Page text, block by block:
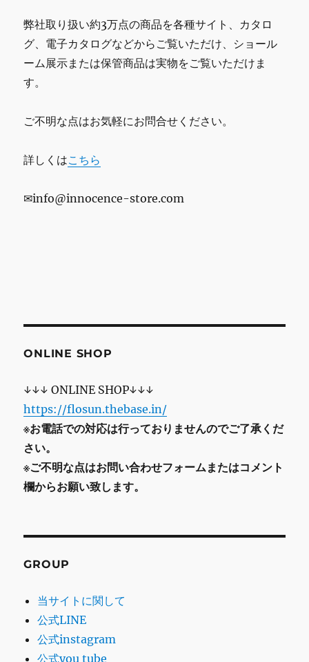
弊社取り扱い約3万点の商品を各種サイト、カタロ
グ、電子カタログなどからご覧いただけ、ショール
ーム展示または保管商品は実物をご覧いただけま
す。
ご不明な点はお気軽にお問合せください。
詳しくはこちら
✉info@innocence-store.com
ONLINE SHOP
↓↓↓ ONLINE SHOP↓↓↓
https://flosun.thebase.in/
※お電話での対応は行っておりませんのでご了承くだ
さい。
※ご不明な点はお問い合わせフォームまたはコメント
欄からお願い致します。
GROUP
当サイトに関して
公式LINE
公式instagram
公式you tube